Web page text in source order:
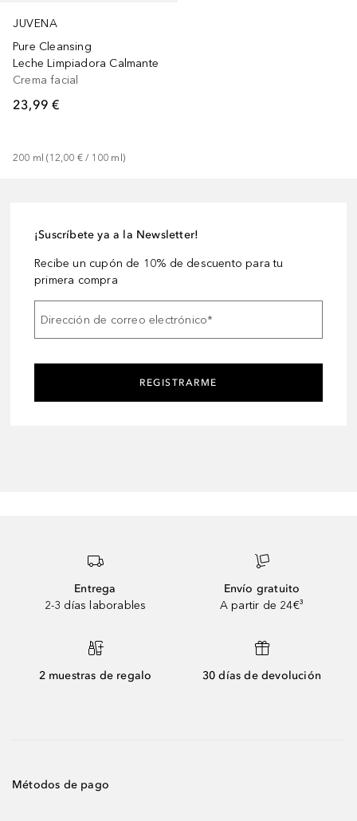
JUVENA
Pure Cleansing
Leche Limpiadora Calmante
Crema facial
23,99 €
200 ml (12,00 € / 100 ml )
¡Suscríbete ya a la Newsletter!
Recibe un cupón de 10% de descuento para tu
primera compra
Dirección de correo electrónico*
REGISTRARME
Entrega
2-3 días laborables
Envío gratuito
A partir de 24€³
2 muestras de regalo 30 días de devolución
Métodos de pago